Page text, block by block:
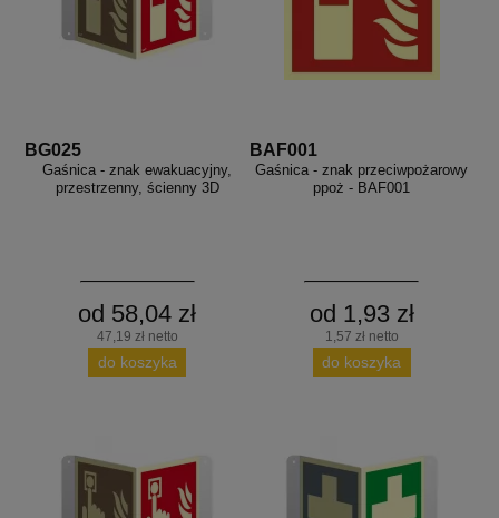
BG025
Gaśnica - znak ewakuacyjny,
przestrzenny, ścienny 3D
od 58,04 zł
47,19 zł netto
do koszyka
BAF001
Gaśnica - znak przeciwpożarowy
ppoż - BAF001
od 1,93 zł
1,57 zł netto
do koszyka